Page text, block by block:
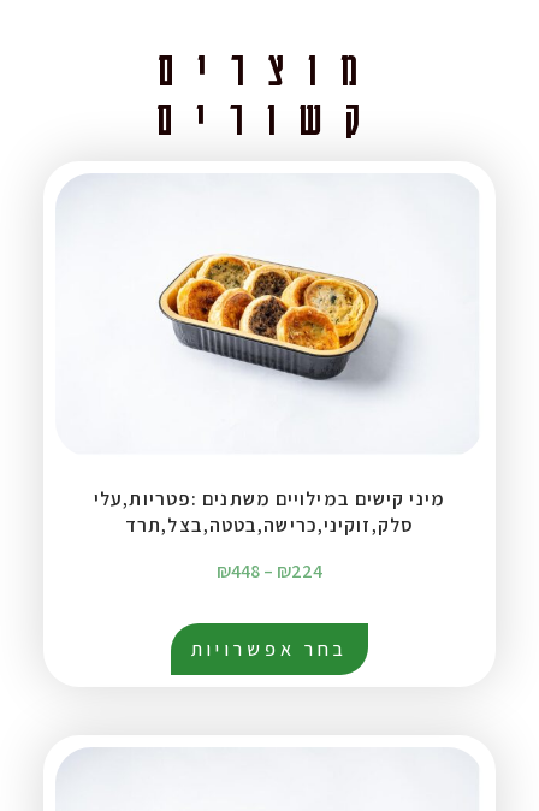
מוצרים
קשורים
מיני קישים במילויים משתנים :פטריות,עלי
סלק,זוקיני,כרישה,בטטה,בצל,תרד
₪224
–
₪448
בחר אפשרויות